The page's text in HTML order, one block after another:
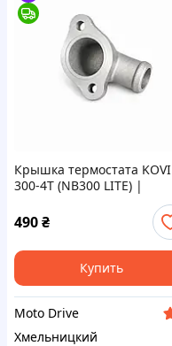
Крышка термостата KOVI
300-4T (NB300 LITE) |
термостата
490₴
Купить
Moto Drive
Хмельницкий